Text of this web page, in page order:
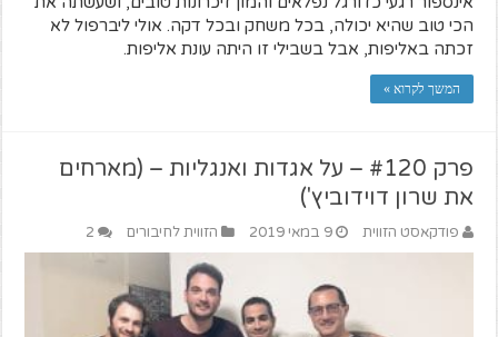
הכי טוב שהיא יכולה, בכל משחק ובכל דקה. אולי ליברפול לא
זכתה באליפות, אבל בשבילי זו היתה עונת אליפות.
המשך לקרוא »
פרק #120 – על אגדות ואנגליות – (מארחים
את שרון דוידוביץ')
פודקאסט הזווית 9 במאי 2019 הזווית לחיבורים 2